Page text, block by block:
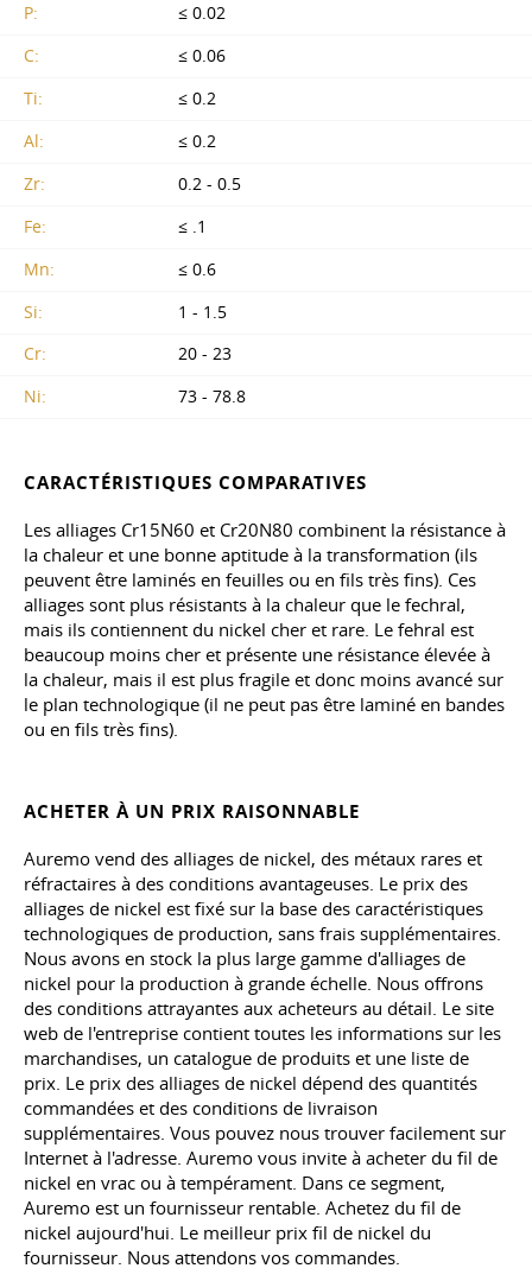
P:
≤ 0.02
С:
≤ 0.06
Ti:
≤ 0.2
Al:
≤ 0.2
Zr:
0.2 - 0.5
Fe:
≤ .1
Mn:
≤ 0.6
Si:
1 - 1.5
Cr:
20 - 23
Ni:
73 - 78.8
CARACTÉRISTIQUES COMPARATIVES
Les alliages Cr15N60 et Cr20N80 combinent la résistance à
la chaleur et une bonne aptitude à la transformation (ils
peuvent être laminés en feuilles ou en fils très fins). Ces
alliages sont plus résistants à la chaleur que le fechral,
mais ils contiennent du nickel cher et rare. Le fehral est
beaucoup moins cher et présente une résistance élevée à
la chaleur, mais il est plus fragile et donc moins avancé sur
le plan technologique (il ne peut pas être laminé en bandes
ou en fils très fins).
ACHETER À UN PRIX RAISONNABLE
Auremo vend des alliages de nickel, des métaux rares et
réfractaires à des conditions avantageuses. Le prix des
alliages de nickel est fixé sur la base des caractéristiques
technologiques de production, sans frais supplémentaires.
Nous avons en stock la plus large gamme d'alliages de
nickel pour la production à grande échelle. Nous offrons
des conditions attrayantes aux acheteurs au détail. Le site
web de l'entreprise contient toutes les informations sur les
marchandises, un catalogue de produits et une liste de
prix. Le prix des alliages de nickel dépend des quantités
commandées et des conditions de livraison
supplémentaires. Vous pouvez nous trouver facilement sur
Internet à l'adresse. Auremo vous invite à acheter du fil de
nickel en vrac ou à tempérament. Dans ce segment,
Auremo est un fournisseur rentable. Achetez du fil de
nickel aujourd'hui. Le meilleur prix fil de nickel du
fournisseur. Nous attendons vos commandes.